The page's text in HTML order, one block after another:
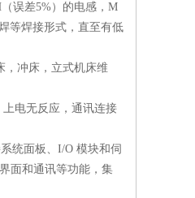
误差5%）的电感，M
等焊接形式，直至有低
，冲床，立式机床维
电无反应，通讯连接
统面板、I/O 模块和伺
面和通讯等功能，集